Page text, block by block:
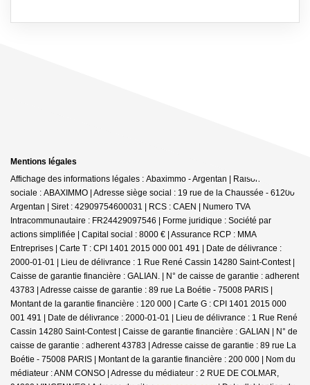
Mentions légales
Affichage des informations légales : Abaximmo - Argentan | Raison
sociale : ABAXIMMO | Adresse siège social : 19 rue de la Chaussée - 61200
Argentan | Siret : 42909754600031 | RCS : CAEN | Numero TVA
Intracommunautaire : FR24429097546 | Forme juridique : Société par
actions simplifiée | Capital social : 8000 € | Assurance RCP : MMA
Entreprises | Carte T : CPI 1401 2015 000 001 491 | Date de délivrance :
2000-01-01 | Lieu de délivrance : 1 Rue René Cassin 14280 Saint-Contest |
Caisse de garantie financière : GALIAN. | N° de caisse de garantie : adherent
43783 | Adresse caisse de garantie : 89 rue La Boétie - 75008 PARIS |
Montant de la garantie financière : 120 000 | Carte G : CPI 1401 2015 000
001 491 | Date de délivrance : 2000-01-01 | Lieu de délivrance : 1 Rue René
Cassin 14280 Saint-Contest | Caisse de garantie financière : GALIAN | N° de
caisse de garantie : adherent 43783 | Adresse caisse de garantie : 89 rue La
Boétie - 75008 PARIS | Montant de la garantie financière : 200 000 | Nom du
médiateur : ANM CONSO | Adresse du médiateur : 2 RUE DE COLMAR,